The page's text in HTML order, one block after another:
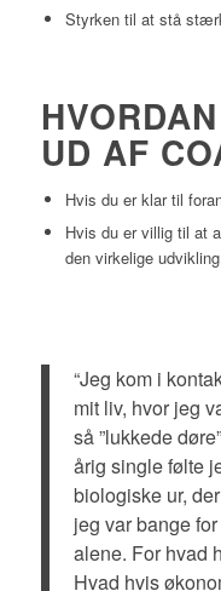
Styrken til at stå
UD AF
Hvis du er klar til
Hvis du er villig til at
den virkelige
“Jeg kom i
mit liv, hvor jeg
så ”lukkede
årig single følte
biologiske ur,
jeg var bange
alene. For hvad
Hvad hvis